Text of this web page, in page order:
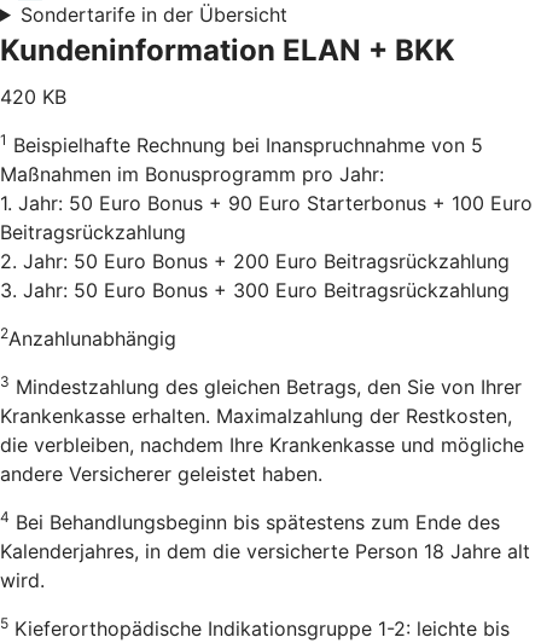
Sondertarife in der Übersicht
Kundeninformation ELAN + BKK
420 KB
1 Beispielhafte Rechnung bei Inanspruchnahme von 5
Maßnahmen im Bonusprogramm pro Jahr:
1. Jahr: 50 Euro Bonus + 90 Euro Starterbonus + 100 Euro
Beitragsrückzahlung
2. Jahr: 50 Euro Bonus + 200 Euro Beitragsrückzahlung
3. Jahr: 50 Euro Bonus + 300 Euro Beitragsrückzahlung
2Anzahlunabhängig
3 Mindestzahlung des gleichen Betrags, den Sie von Ihrer
Krankenkasse erhalten. Maximalzahlung der Restkosten,
die verbleiben, nachdem Ihre Krankenkasse und mögliche
andere Versicherer geleistet haben.
4 Bei Behandlungsbeginn bis spätestens zum Ende des
Kalenderjahres, in dem die versicherte Person 18 Jahre alt
wird.
5 Kieferorthopädische Indikationsgruppe 1-2: leichte bis